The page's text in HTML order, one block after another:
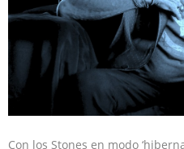
Con los Stones en modo